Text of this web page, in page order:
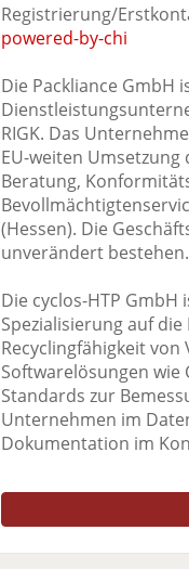
Registrierung/
powered-by-chi
Die Packliance GmbH
RIGK. Das
EU-weiten Umsetzung
Beratung,
(Hessen). Die
unverändert bestehen.
Die cyclos-HTP
Spezialisierung auf
Recyclingfähigkeit
Softwarelösungen wie
Standards zur
Unternehmen im
Dokumentation im